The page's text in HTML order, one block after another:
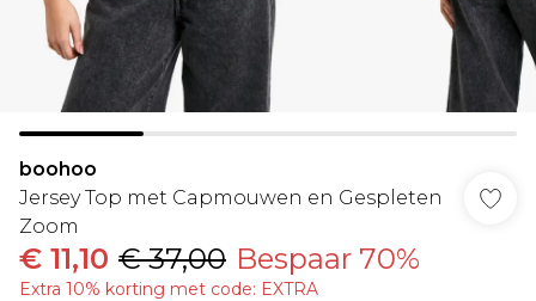
boohoo
Jersey Top met Capmouwen en Gespleten
Zoom
€ 11,10 € 37,00 Bespaar 70%
Extra 10% korting met code: EXTRA